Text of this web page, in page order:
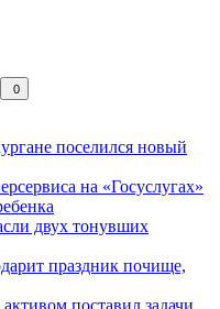
0
поселился новый
на «Госуслугах»
двух тонувших
праздник почище,
поставил задачи